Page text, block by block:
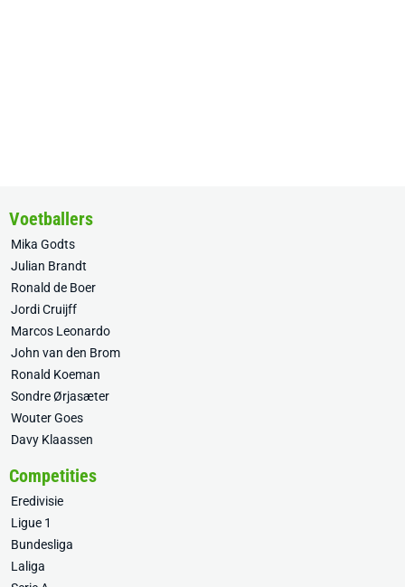
Voetballers
Mika Godts
Julian Brandt
Ronald de Boer
Jordi Cruijff
Marcos Leonardo
John van den Brom
Ronald Koeman
Sondre Ørjasæter
Wouter Goes
Davy Klaassen
Competities
Eredivisie
Ligue 1
Bundesliga
Laliga